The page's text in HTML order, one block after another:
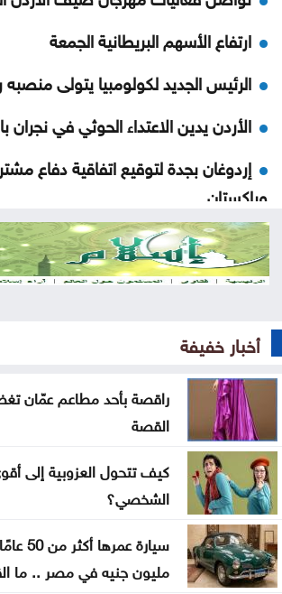
ارتفاع الأسهم البريطانية الجمعة
الرئيس الجديد لكولومبيا يتولى منصبه
الأردن يدين الاعتداء الحوثي في نجران
إردوغان بجدة لتوقيع اتفاقية دفاع
وباكستان
ارتفاع كبير في الصادرات والواردات
الاحتلال يلقي قنبلة باتجاه جرافة
خلّف قتلى وجرحى .. هجوم حوثي
العثور على جثة شخص داخل حفرة في
الاحتلال يقصف بلدة ميس الجبل جنوبي
فينيسيوس جونيور يمدد عقده مع
ارتفاع عدد إصابات إيبولا إلى أكثر من 4 آلاف بالكونغو
أخبار خفيفة
راقصة بأحد مطاعم عمّان
القصة
كيف تتحول العزوبية إلى
الشخصي؟
سيارة
مليون جنيه في مصر .. ما